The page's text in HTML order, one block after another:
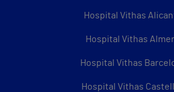
Hospital Vithas
Hospital Vithas
Hospital Vithas
Hospital Vithas